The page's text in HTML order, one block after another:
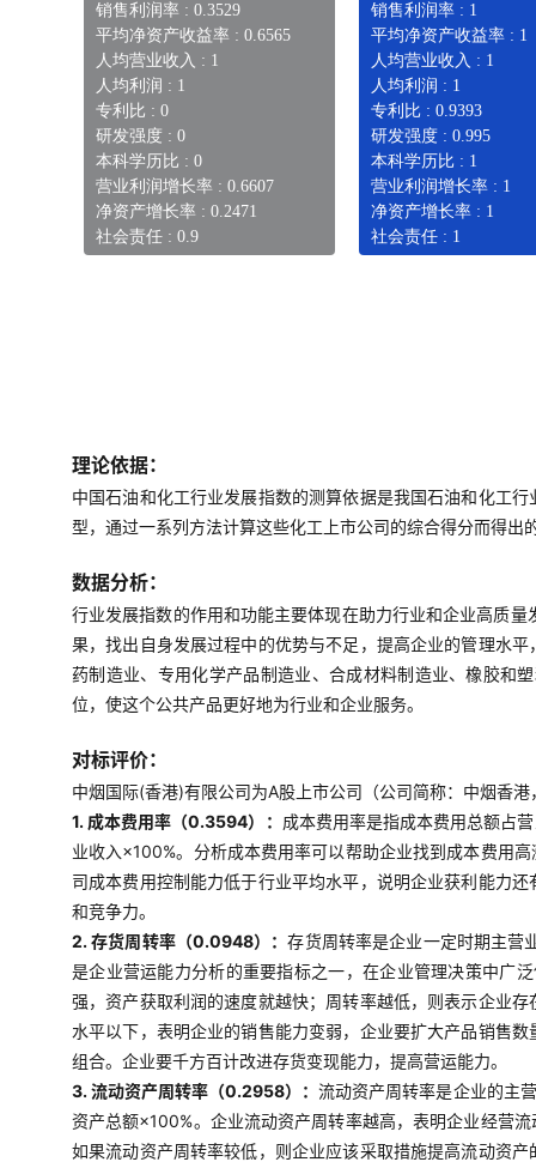
销售利润率 : 0.3529
平均净资产收益率 : 0.6565
人均营业收入 : 1
人均利润 : 1
专利比 : 0
研发强度 : 0
本科学历比 : 0
营业利润增长率 : 0.6607
净资产增长率 : 0.2471
社会责任 : 0.9
销售利润率 : 1
平均净资产收益率 : 1
人均营业收入 : 1
人均利润 : 1
专利比 : 0.9393
研发强度 : 0.995
本科学历比 : 1
营业利润增长率 : 1
净资产增长率 : 1
社会责任 : 1
理论依据：
中国石油和化工行业发展指数的测算依据是我国石油和化工
型，通过一系列方法计算这些化工上市公司的综合得分而得
数据分析：
行业发展指数的作用和功能主要体现在助力行业和企业高质
果，找出自身发展过程中的优势与不足，提高企业的管理水
药制造业、专用化学产品制造业、合成材料制造业、橡胶和
位，使这个公共产品更好地为行业和企业服务。
对标评价：
中烟国际(香港)有限公司为A股上市公司（公司简称：中烟香
1. 成本费用率（0.3594）： 成本费用率是指成本费用总额占
业收入×100%。分析成本费用率可以帮助企业找到成本费用
司成本费用控制能力低于行业平均水平，说明企业获利能力
和竞争力。
2. 存货周转率（0.0948）：存货周转率是企业一定时期主营
是企业营运能力分析的重要指标之一，在企业管理决策中广
强，资产获取利润的速度就越快；周转率越低，则表示企业
水平以下，表明企业的销售能力变弱，企业要扩大产品销售
组合。企业要千方百计改进存货变现能力，提高营运能力。
3. 流动资产周转率（0.2958）：流动资产周转率是企业的主
资产总额×100%。企业流动资产周转率越高，表明企业经营
如果流动资产周转率较低，则企业应该采取措施提高流动资